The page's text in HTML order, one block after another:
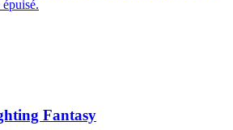
Fantasy